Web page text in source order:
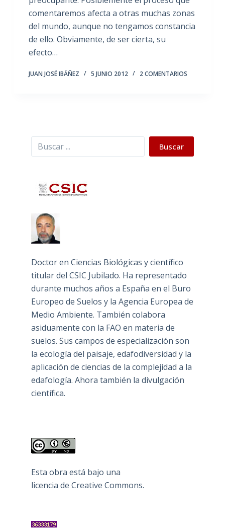
comentaremos afecta a otras muchas zonas
del mundo, aunque no tengamos constancia
de ello. Obviamente, de ser cierta, su
efecto…
JUAN JOSÉ IBÁÑEZ 5 JUNIO 2012 2 COMENTARIOS
Buscar Buscar
Doctor en Ciencias Biológicas y científico
titular del CSIC Jubilado. Ha representado
durante muchos años a España en el Buro
Europeo de Suelos y la Agencia Europea de
Medio Ambiente. También colabora
asiduamente con la FAO en materia de
suelos. Sus campos de especialización son
la ecología del paisaje, edafodiversidad y la
aplicación de ciencias de la complejidad a la
edafología. Ahora también la divulgación
científica.
Esta obra está bajo una
licencia de Creative Commons.